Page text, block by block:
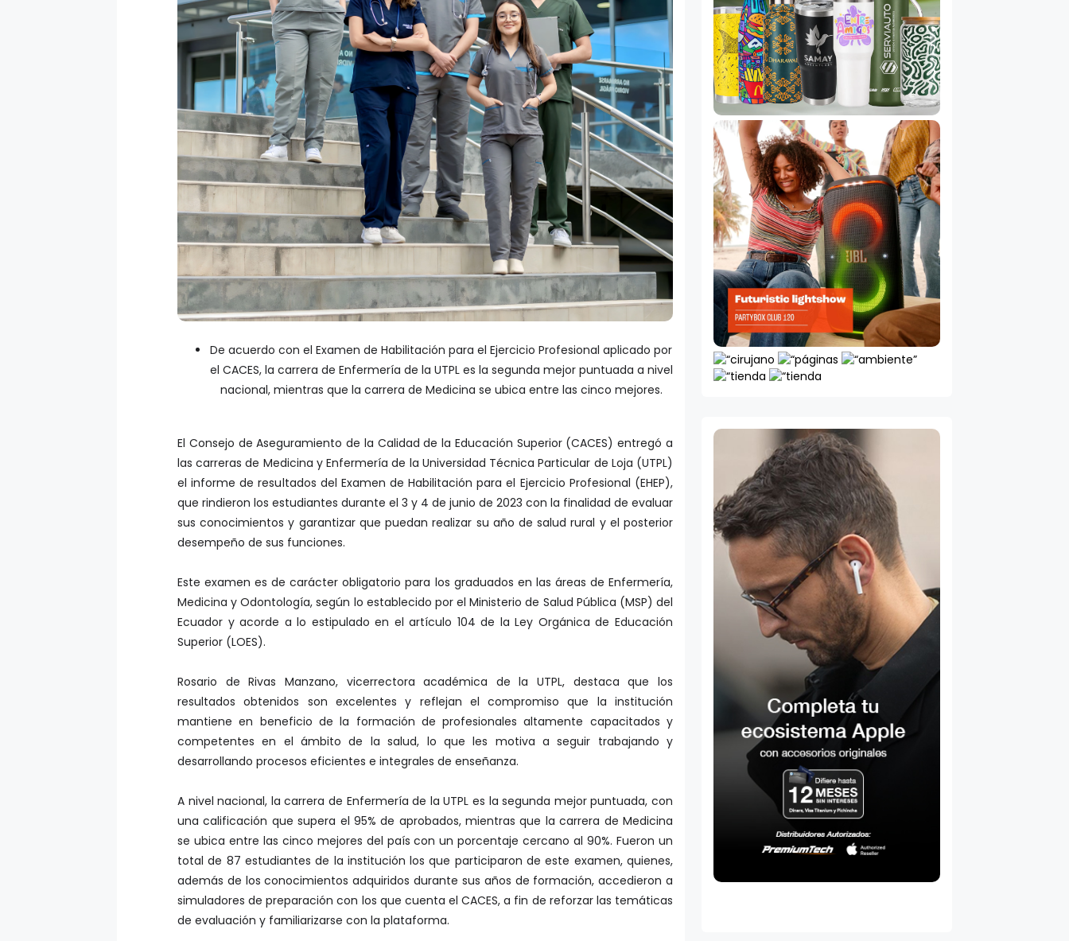
De acuerdo con el Examen de Habilitación para el Ejercicio Profesional aplicado por
el CACES, la carrera de Enfermería de la UTPL es la segunda mejor puntuada a nivel
nacional, mientras que la carrera de Medicina se ubica entre las cinco mejores.
El Consejo de Aseguramiento de la Calidad de la Educación Superior (CACES) entregó a
las carreras de Medicina y Enfermería de la Universidad Técnica Particular de Loja (UTPL)
el informe de resultados del Examen de Habilitación para el Ejercicio Profesional (EHEP),
que rindieron los estudiantes durante el 3 y 4 de junio de 2023 con la finalidad de evaluar
sus conocimientos y garantizar que puedan realizar su año de salud rural y el posterior
desempeño de sus funciones.
Este examen es de carácter obligatorio para los graduados en las áreas de Enfermería,
Medicina y Odontología, según lo establecido por el Ministerio de Salud Pública (MSP) del
Ecuador y acorde a lo estipulado en el artículo 104 de la Ley Orgánica de Educación
Superior (LOES).
Rosario de Rivas Manzano, vicerrectora académica de la UTPL, destaca que los
resultados obtenidos son excelentes y reflejan el compromiso que la institución
mantiene en beneficio de la formación de profesionales altamente capacitados y
competentes en el ámbito de la salud, lo que les motiva a seguir trabajando y
desarrollando procesos eficientes e integrales de enseñanza.
A nivel nacional, la carrera de Enfermería de la UTPL es la segunda mejor puntuada, con
una calificación que supera el 95% de aprobados, mientras que la carrera de Medicina
se ubica entre las cinco mejores del país con un porcentaje cercano al 90%. Fueron un
total de 87 estudiantes de la institución los que participaron de este examen, quienes,
además de los conocimientos adquiridos durante sus años de formación, accedieron a
simuladores de preparación con los que cuenta el CACES, a fin de reforzar las temáticas
de evaluación y familiarizarse con la plataforma.